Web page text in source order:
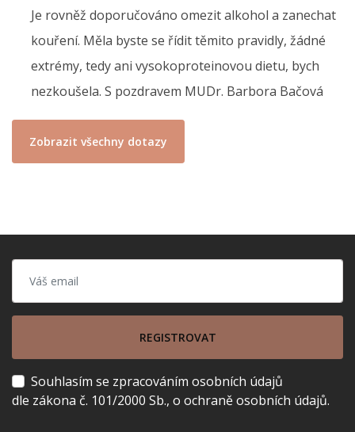
Je rovněž doporučováno omezit alkohol a zanechat
kouření. Měla byste se řídit těmito pravidly, žádné
extrémy, tedy ani vysokoproteinovou dietu, bych
nezkoušela. S pozdravem MUDr. Barbora Bačová
Zobrazit všechny dotazy
REGISTROVAT
Souhlasím se zpracováním osobních údajů
dle zákona č. 101/2000 Sb., o ochraně osobních údajů.